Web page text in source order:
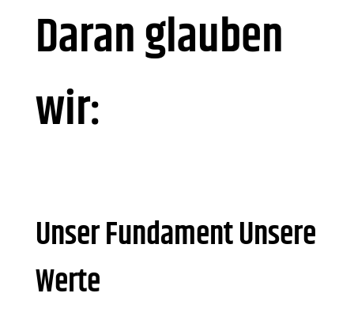
Daran glauben
wir:
Unser Fundament Unsere
Werte